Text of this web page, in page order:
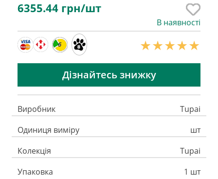
6355.44 грн/шт
В наявності
6
Дізнайтесь знижку
Виробник
Tupai
Одиниця виміру
шт
Колекція
Tupai
Упаковка
1 шт